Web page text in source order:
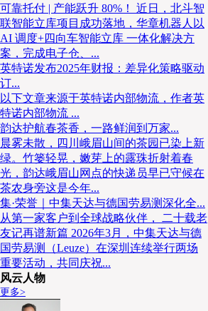
可靠托付 | 产能跃升 80%！ 近日，北斗智
联智能立库项目成功落地，华章机器人以
AI 调度+四向车智能立库 一体化解决方
案，完成电子仓、...
英特诺发布2025年财报：差异化策略驱动
订...
以下文章来源于英特诺内部物流，作者英
特诺内部物流 ...
韵达护航春茶香，一路鲜润到万家​...
晨雾未散，四川峨眉山间的茶园已染上新
绿。竹篓轻晃，嫩芽上的露珠折射着春
光，韵达峨眉山网点的快递员早已守候在
茶农身旁这是今年...
集·荣誉｜中集天达与德国劳易测深化全...
从第一家客户到全球战略伙伴， 二十载老
友记再谱新篇 2026年3月，中集天达与德
国劳易测（Leuze）在深圳连续举行两场
重要活动，共同庆祝...
风云人物
更多>